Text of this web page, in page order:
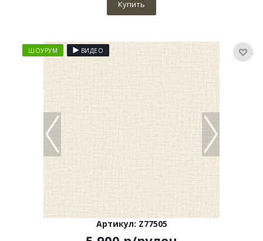
Купить
ШОУРУМ ВИДЕО
Артикул: Z77505